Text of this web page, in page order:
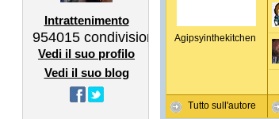
Intrattenimento
954015 condivisioni
Vedi il suo profilo
Vedi il suo blog
Agipsyinthekitchen
Tutto sull'autore